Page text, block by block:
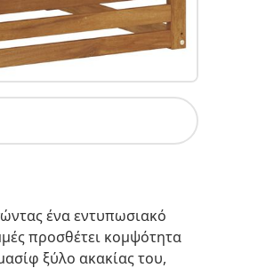
ένα εντυπωσιακό
προσθέτει κομψότητα
ξύλο ακακίας του,